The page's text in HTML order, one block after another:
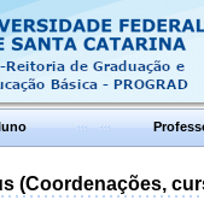
(Coordenações,